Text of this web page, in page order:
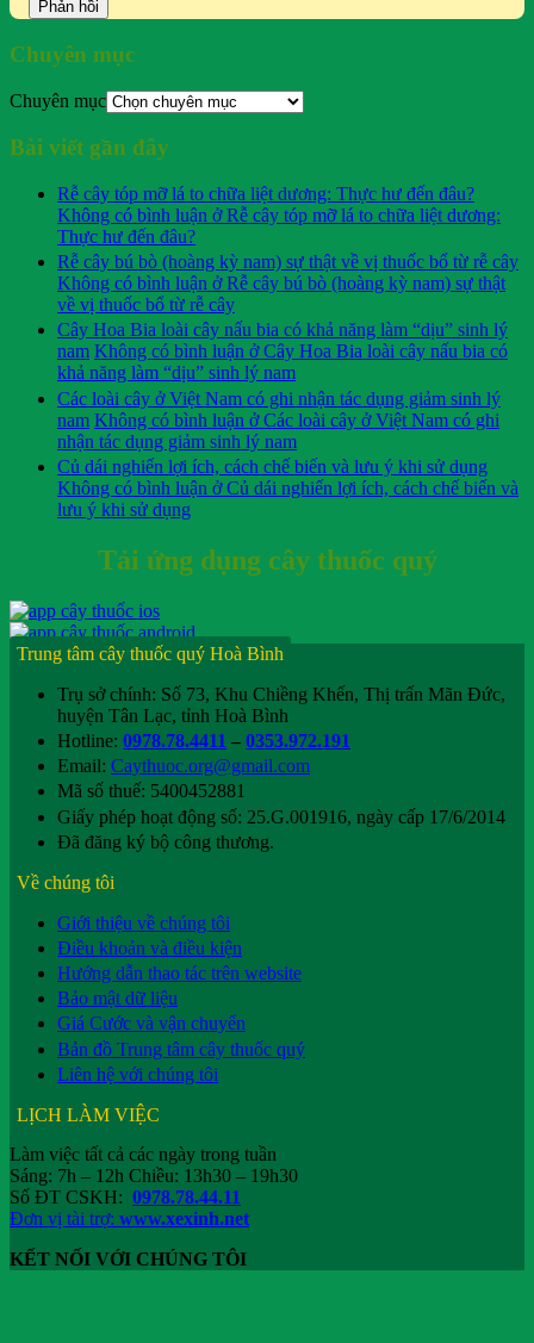
Chuyên mục
Chuyên mục
Bài viết gần đây
Rễ cây tóp mỡ lá to chữa liệt dương: Thực hư đến đâu?
Không có bình luận ở Rễ cây tóp mỡ lá to chữa liệt dương:
Thực hư đến đâu?
Rễ cây bú bò (hoàng kỳ nam) sự thật về vị thuốc bổ từ rễ cây
Không có bình luận ở Rễ cây bú bò (hoàng kỳ nam) sự thật
về vị thuốc bổ từ rễ cây
Cây Hoa Bia loài cây nấu bia có khả năng làm “dịu” sinh lý
nam Không có bình luận ở Cây Hoa Bia loài cây nấu bia có
khả năng làm “dịu” sinh lý nam
Các loài cây ở Việt Nam có ghi nhận tác dụng giảm sinh lý
nam Không có bình luận ở Các loài cây ở Việt Nam có ghi
nhận tác dụng giảm sinh lý nam
Củ dái nghiến lợi ích, cách chế biến và lưu ý khi sử dụng
Không có bình luận ở Củ dái nghiến lợi ích, cách chế biến và
lưu ý khi sử dụng
Tải ứng dụng cây thuốc quý
Trung tâm cây thuốc quý Hoà Bình
Trụ sở chính: Số 73, Khu Chiềng Khến, Thị trấn Mãn Đức,
huyện Tân Lạc, tỉnh Hoà Bình
Hotline: 0978.78.4411 – 0353.972.191
Email: Caythuoc.org@gmail.com
Mã số thuế: 5400452881
Giấy phép hoạt động số: 25.G.001916, ngày cấp 17/6/2014
Đã đăng ký bộ công thương.
Về chúng tôi
Giới thiệu về chúng tôi
Điều khoản và điều kiện
Hướng dẫn thao tác trên website
Bảo mật dữ liệu
Giá Cước và vận chuyển
Bản đồ Trung tâm cây thuốc quý
Liên hệ với chúng tôi
LỊCH LÀM VIỆC
Làm việc tất cả các ngày trong tuần
Sáng: 7h – 12h Chiều: 13h30 – 19h30
Số ĐT CSKH: 0978.78.44.11
Đơn vị tài trợ: www.xexinh.net
KẾT NỐI VỚI CHÚNG TÔI